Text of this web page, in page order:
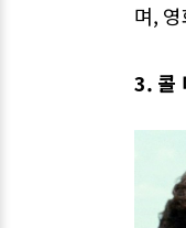
며,
3. 콜